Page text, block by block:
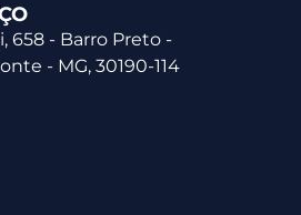
658 - Barro Preto -
- MG, 30190-114